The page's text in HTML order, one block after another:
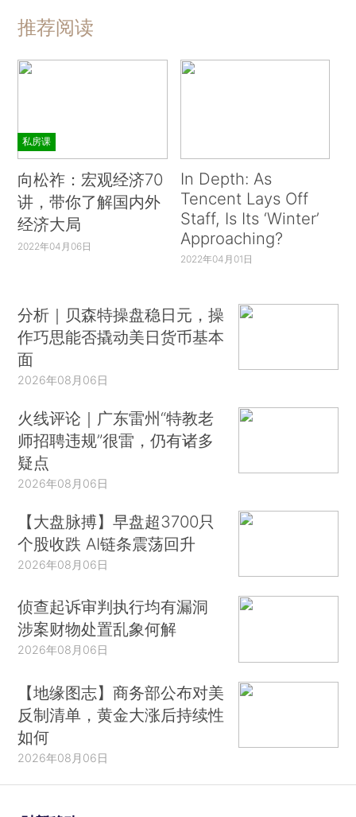
推荐阅读
私房课
向松祚：宏观经济70
讲，带你了解国内外
经济大局
2022年04月06日
In Depth: As
Tencent Lays Off
Staff, Is Its ‘Winter’
Approaching?
2022年04月01日
分析｜贝森特操盘稳日元，操
作巧思能否撬动美日货币基本
面
2026年08月06日
火线评论｜广东雷州“特教老
师招聘违规”很雷，仍有诸多
疑点
2026年08月06日
【大盘脉搏】早盘超3700只
个股收跌 AI链条震荡回升
2026年08月06日
侦查起诉审判执行均有漏洞
涉案财物处置乱象何解
2026年08月06日
【地缘图志】商务部公布对美
反制清单，黄金大涨后持续性
如何
2026年08月06日